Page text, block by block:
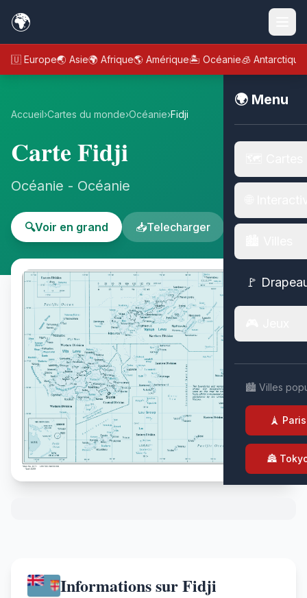
🌍
🇪🇺 Europe🌏 Asie🌍 Afrique🌎 Amérique🏝️ Océanie🧊 Antarctique
🌍 Menu
🚩
🏙️ Villes
🗼 Paris
🏯
Accueil›Cartes du monde›Océanie›Fidji
Carte Fidji
Océanie - Océanie
🔍Voir en grand 📥Telecharger
Informations sur Fidji